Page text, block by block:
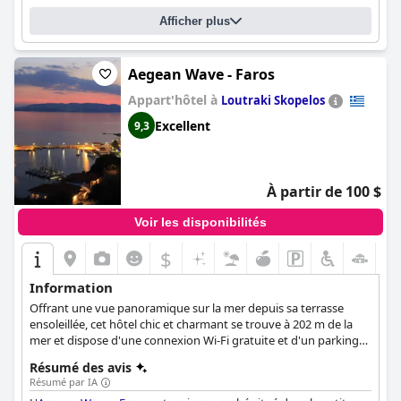
installations et les piscines sont bien entretenues. Le personnel
est exceptionnel, amical et accommodant, faisant en sorte que
les clients se sentent comme chez eux. L'hôtel est parfait pour
les familles avec des activités et des équipements adaptés aux
familles, y compris une piscine adaptée aux familles. L'hôtel
boutique se distingue par son goût raffiné et moderne, offrant
une expérience de vacances unique et intime. Dans l'ensemble,
le Mandraki Village Boutique Hotel
les voyageurs à la recherche d'un séjour pratique, paisible et
luxueux.
Afficher plus
Aegean Wave - Faros
Appart'hôtel à Loutraki Skopelos
9,3 Excellent
À partir de 100 $
Voir les disponibilités
$
Information
Offrant une vue panoramique sur la mer depuis sa terrasse
ensoleillée, cet hôtel chic et charmant se trouve à 202 m de la
mer et dispose d'une connexion Wi-Fi gratuite et d'un parking
Résumé des avis
Résumé par IA